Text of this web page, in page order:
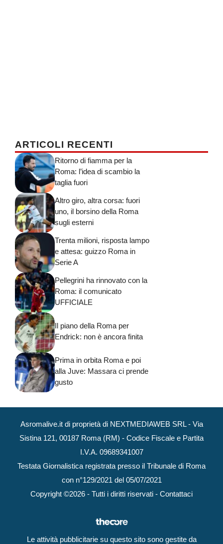
ARTICOLI RECENTI
Ritorno di fiamma per la
Roma: l’idea di scambio la
taglia fuori
Altro giro, altra corsa: fuori
uno, il borsino della Roma
sugli esterni
Trenta milioni, risposta lampo
e attesa: guizzo Roma in
Serie A
Pellegrini ha rinnovato con la
Roma: il comunicato
UFFICIALE
Il piano della Roma per
Endrick: non è ancora finita
Prima in orbita Roma e poi
alla Juve: Massara ci prende
gusto
Asromalive.it di proprietà di NEXTMEDIAWEB SRL - Via
Sistina 121, 00187 Roma (RM) - Codice Fiscale e Partita
I.V.A. 09689341007
Testata Giornalistica registrata presso il Tribunale di Roma
con n°129/2021 del 05/07/2021
Copyright ©2026 - Tutti i diritti riservati - Contattaci
Le attività pubblicitarie su questo sito sono gestite da